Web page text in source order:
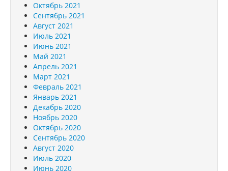
Октябрь 2021
Сентябрь 2021
Август 2021
Июль 2021
Июнь 2021
Май 2021
Апрель 2021
Март 2021
Февраль 2021
Январь 2021
Декабрь 2020
Ноябрь 2020
Октябрь 2020
Сентябрь 2020
Август 2020
Июль 2020
Июнь 2020